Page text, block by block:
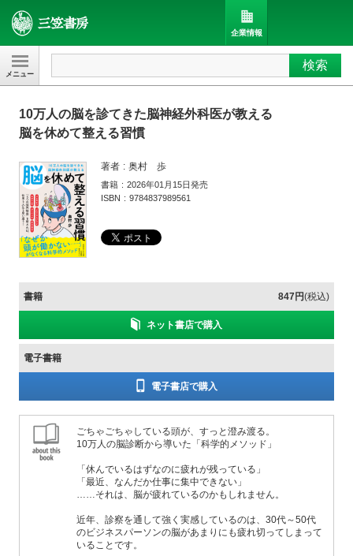
三笠書房 検索
企業情報
10万人の脳を診てきた脳神経外科医が教える
脳を休めて整える習慣
著者 奥村 歩
書籍
2026年01月15日発売
ISBN
9784837989561
書籍 847円(税込)
ネット書店で購入
電子書籍
電子書店で購入
ごちゃごちゃしている頭が、すっと澄み渡る。
10万人の脳診断から導いた「科学的メソッド」
「休んでいるはずなのに疲れが残っている」
「最近、なんだか仕事に集中できない」
……それは、脳が疲れているのかもしれません。
近年、診察を通して強く実感しているのは、30代～50代
のビジネスパーソンの脳があまりにも疲れ切ってしまって
いることです。